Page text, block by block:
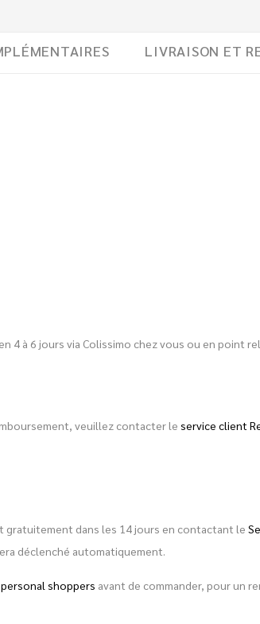
LIVRAISON ET
à 6 jours via Colissimo chez vous ou en point
veuillez contacter le service client
gratuitement dans les 14 jours en contactant le
déclenché automatiquement.
personal shoppers avant de commander, pour un